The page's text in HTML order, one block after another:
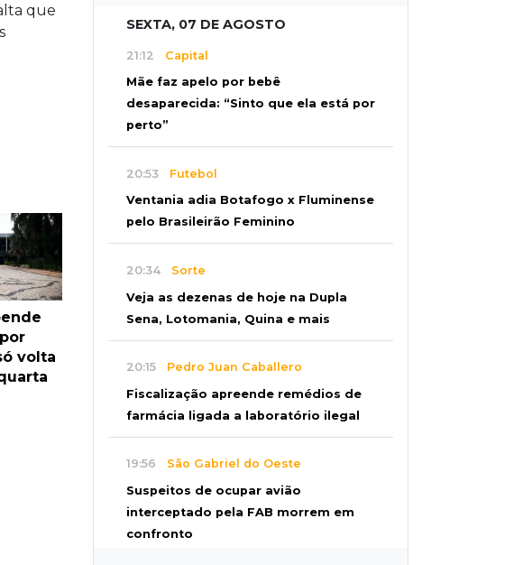
que
volta
SEXTA, 07 DE AGOSTO
21:12 Capital
Mãe faz apelo por bebê
desaparecida: “Sinto que ela está por
perto”
20:53 Futebol
Ventania adia Botafogo x Fluminense
pelo Brasileirão Feminino
20:34 Sorte
Veja as dezenas de hoje na Dupla
Sena, Lotomania, Quina e mais
20:15 Pedro Juan Caballero
Fiscalização apreende remédios de
farmácia ligada a laboratório ilegal
19:56 São Gabriel do Oeste
Suspeitos de ocupar avião
interceptado pela FAB morrem em
confronto